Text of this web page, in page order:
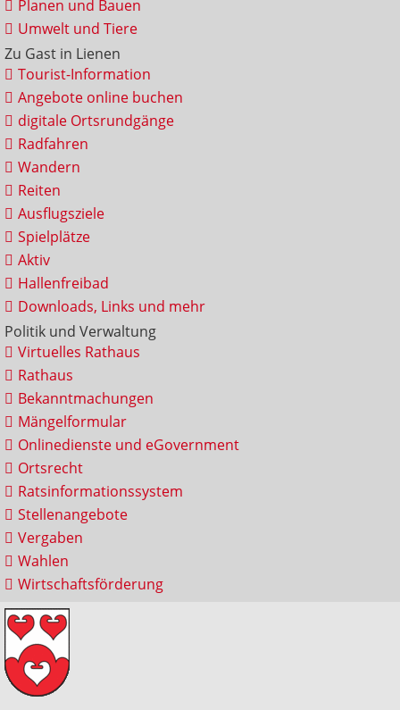
Planen und Bauen
Umwelt und Tiere
Zu Gast in Lienen
Tourist-Information
Angebote online buchen
digitale Ortsrundgänge
Radfahren
Wandern
Reiten
Ausflugsziele
Spielplätze
Aktiv
Hallenfreibad
Downloads, Links und mehr
Politik und Verwaltung
Virtuelles Rathaus
Rathaus
Bekanntmachungen
Mängelformular
Onlinedienste und eGovernment
Ortsrecht
Ratsinformationssystem
Stellenangebote
Vergaben
Wahlen
Wirtschaftsförderung